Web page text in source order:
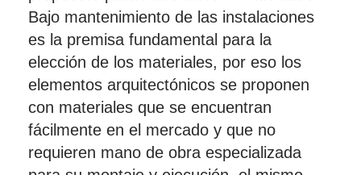
Bajo mantenimiento de las instalaciones
es la premisa fundamental para la
elección de los materiales, por eso los
elementos arquitectónicos se proponen
con materiales que se encuentran
fácilmente en el mercado y que no
requieren mano de obra especializada